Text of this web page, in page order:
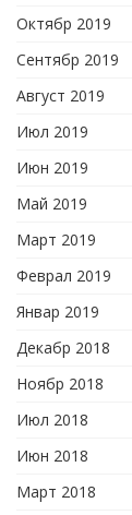
Октябр 2019
Сентябр 2019
Август 2019
Июл 2019
Июн 2019
Май 2019
Март 2019
Феврал 2019
Январ 2019
Декабр 2018
Ноябр 2018
Июл 2018
Июн 2018
Март 2018